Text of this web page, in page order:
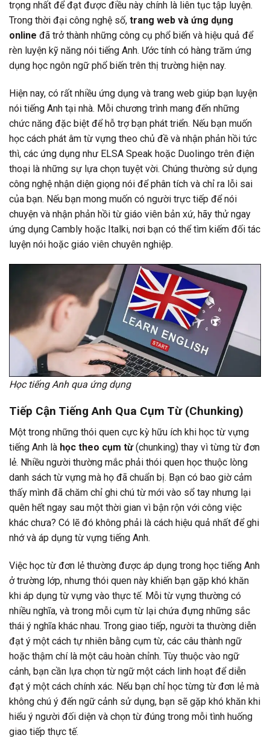
trọng nhất để đạt được điều này chính là liên tục tập luyện.
Trong thời đại công nghệ số, trang web và ứng dụng
online đã trở thành những công cụ phổ biến và hiệu quả để
rèn luyện kỹ năng nói tiếng Anh. Ước tính có hàng trăm ứng
dụng học ngôn ngữ phổ biến trên thị trường hiện nay.
Hiện nay, có rất nhiều ứng dụng và trang web giúp bạn luyện
nói tiếng Anh tại nhà. Mỗi chương trình mang đến những
chức năng đặc biệt để hỗ trợ bạn phát triển. Nếu bạn muốn
học cách phát âm từ vựng theo chủ đề và nhận phản hồi tức
thì, các ứng dụng như ELSA Speak hoặc Duolingo trên điện
thoại là những sự lựa chọn tuyệt vời. Chúng thường sử dụng
công nghệ nhận diện giọng nói để phân tích và chỉ ra lỗi sai
của bạn. Nếu bạn mong muốn có người trực tiếp để nói
chuyện và nhận phản hồi từ giáo viên bản xứ, hãy thử ngay
ứng dụng Cambly hoặc Italki, nơi bạn có thể tìm kiếm đối tác
luyện nói hoặc giáo viên chuyên nghiệp.
Học tiếng Anh qua ứng dụng
Tiếp Cận Tiếng Anh Qua Cụm Từ (Chunking)
Một trong những thói quen cực kỳ hữu ích khi học từ vựng
tiếng Anh là học theo cụm từ(chunking) thay vì từng từ đơn
lẻ. Nhiều người thường mắc phải thói quen học thuộc lòng
danh sách từ vựng mà họ đã chuẩn bị. Bạn có bao giờ cảm
thấy mình đã chăm chỉ ghi chú từ mới vào sổ tay nhưng lại
quên hết ngay sau một thời gian vì bận rộn với công việc
khác chưa? Có lẽ đó không phải là cách hiệu quả nhất để ghi
nhớ và áp dụng từ vựng tiếng Anh.
Việc học từ đơn lẻ thường được áp dụng trong học tiếng Anh
ở trường lớp, nhưng thói quen này khiến bạn gặp khó khăn
khi áp dụng từ vựng vào thực tế. Mỗi từ vựng thường có
nhiều nghĩa, và trong mỗi cụm từ lại chứa đựng những sắc
thái ý nghĩa khác nhau. Trong giao tiếp, người ta thường diễn
đạt ý một cách tự nhiên bằng cụm từ, các câu thành ngữ
hoặc thậm chí là một câu hoàn chỉnh. Tùy thuộc vào ngữ
cảnh, bạn cần lựa chọn từ ngữ một cách linh hoạt để diễn
đạt ý một cách chính xác. Nếu bạn chỉ học từng từ đơn lẻ mà
không chú ý đến ngữ cảnh sử dụng, bạn sẽ gặp khó khăn khi
hiểu ý người đối diện và chọn từ đúng trong mỗi tình huống
giao tiếp thực tế.